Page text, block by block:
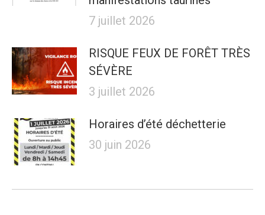
7 juillet 2026
RISQUE FEUX DE FORÊT TRÈS
SÉVÈRE
3 juillet 2026
Horaires d’été déchetterie
30 juin 2026